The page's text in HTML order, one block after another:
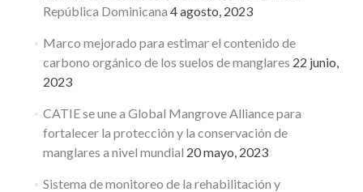
República Dominicana 4 agosto, 2023
Marco mejorado para estimar el contenido de
carbono orgánico de los suelos de manglares 22 junio,
2023
CATIE se une a Global Mangrove Alliance para
fortalecer la protección y la conservación de
manglares a nivel mundial 20 mayo, 2023
Sistema de monitoreo de la rehabilitación y